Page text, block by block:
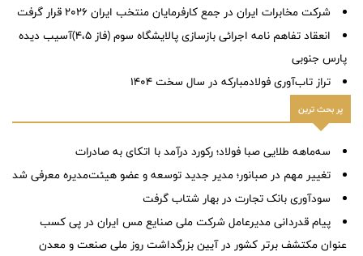
شرکت مخابرات ایران در جمع کارفرمایان منتخب ایران ۲۰۲۶ قرار گرفت
انعقاد تفاهم نامه اجرائی بازسازی پالایشگاه سوم (فاز ٤،٥)آسیب دیده
پارس جنوبی
تراز تاب‌آوری فولادمبارکه در سال سخت ۱۴۰۴
پر بحث ترین
سه‌ماهه طلایی صبا فولاد؛ رکورد درآمد با اتکای به صادرات
تغییر مهم در صبانور؛ مدیر جدید توسعه و عضو هیئت‌مدیره معرفی شد
سودآوری بانک تجارت در بهار شتاب گرفت
پیام قدردانی مدیرعامل شرکت ملی صنایع مس ایران در پی کسب
عنوان مکتشف برتر کشور در آیین بزرگداشت روز ملی صنعت و معدن